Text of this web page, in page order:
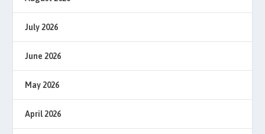
July 2026
June 2026
May 2026
April 2026